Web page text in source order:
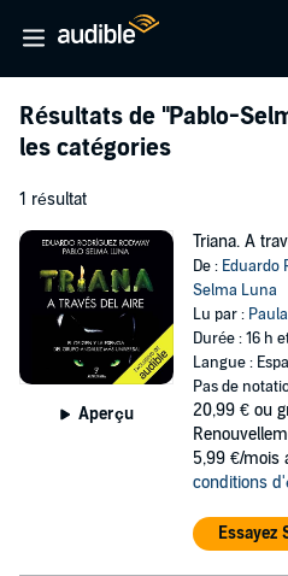
Résultats de "Pablo-
les catégories
1 résultat
Aperçu
Triana. A
De : Eduardo
Selma Luna
Lu par :
Durée : 16 h
Langue :
Pas de
20,99 € ou
5,99 €/mois
conditions